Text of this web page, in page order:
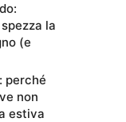
la
(e
perché
non
estiva